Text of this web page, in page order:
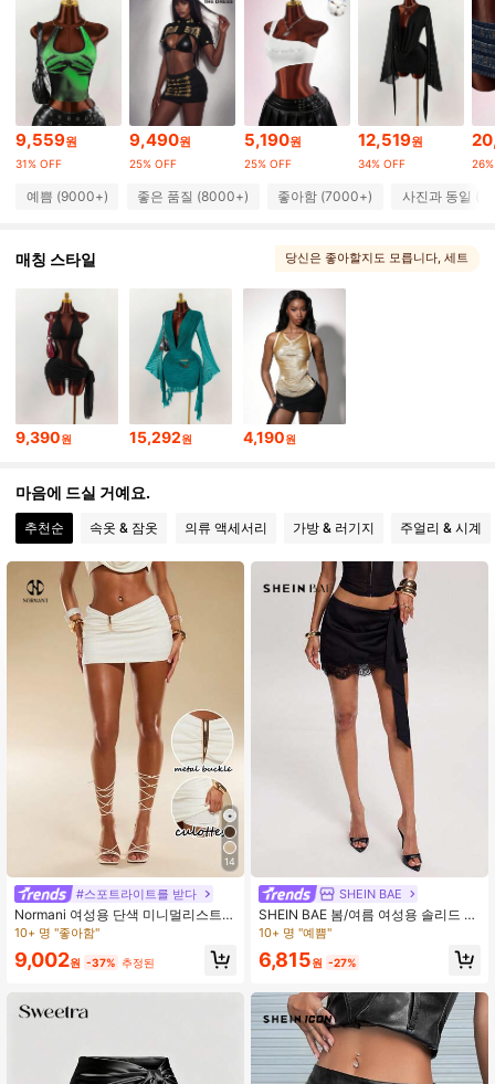
612K 팔로워
612K 팔로워
4.81 612K 팔로워
612K 팔로워
612K 팔로워
4.81 612K 팔로워
4.81 612K 팔로워
9,559원
31% OFF
9,490원
25% OFF
5,190원
25% OFF
12,519원
34% OFF
예쁨 (9000+) 좋은 품질 (8000+) 좋아함 (7000+) 사진과 동일
매칭 스타일 당신은 좋아할지도 모릅니다, 세트
9,390원 15,292원 4,190원
마음에 드실 거예요.
추천순 속옷 & 잠옷 의류 액세서리 가방 & 러기지 주얼리 & 시계
14
#스포트라이트를 받다
Normani 여성용 단색 미니멀리스트
캐주얼 스커트
10+ 명 "좋아함"
9,002원 -37% 추정된
SHEIN BAE
SHEIN BAE 봄/여름 여성용 솔리드 블
랙 캐주얼 통근 사이드 타이 대비 레이
치워크 스커트 다용도 스커트 발렌타
랙 레이스 패치워크 스커트
10+ 명 "예쁨"
6,815원 -27%